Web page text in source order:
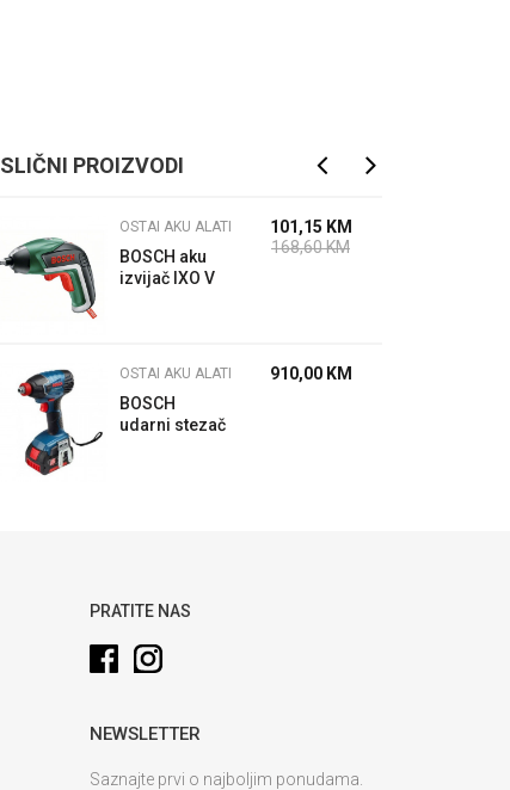
SLIČNI PROIZVODI
OSTAI AKU ALATI
BOSCH aku
izvijač IXO V
101,15 KM
168,60KM
OSTAI AKU ALATI
BOSCH
udarni stezač
910,00 KM
PRATITE NAS
NEWSLETTER
Saznajte prvi o najboljim ponudama.